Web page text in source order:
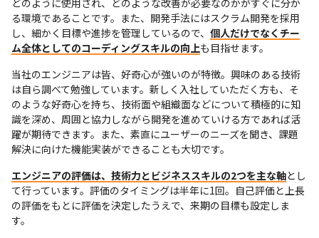
る環境であることです。また、開発手法にはスクラム開発を採用
し、細かく目標や進捗を管理しているので、 個人だけでなくチー
ム全体としてのコーディングスキルの向上も目指せます。
当社のエンジニアは皆、好奇心が強いのが特徴。興味のある技術
は自ら調べて勉強しています。新しく入社していただく方も、そ
のような好奇心を持ち、技術面や組織面などについて積極的に知
識を深め、周囲と協力しながら開発を進めていける方であれば活
躍が期待できます。また、素直にユーザーのニーズを聞き、課題
解決に向けた機能実装ができることも大切です。
エンジニアの評価は、技術力とビジネススキルの2つを主な軸とし
て行っています。評価のタイミングは半年に1回。自己評価と上長
の評価をもとに評価を決定したうえで、来期の目標も設定しま
す。